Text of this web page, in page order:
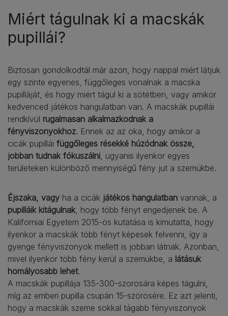
Miért tágulnak ki a macskák
pupillái?
Biztosan gondolkodtál már azon, hogy nappal miért látjuk
egy szinte egyenes, függőleges vonalnak a macska
pupilláját, és hogy miért tágul ki a sötétben, vagy amikor
kedvenced játékos hangulatban van. A macskák pupillái
rendkívül rugalmasan alkalmazkodnak a
fényviszonyokhoz. Ennek az az oka, hogy amikor a
cicák pupillái függőleges résekké húzódnak össze,
jobban tudnak fókuszálni, ugyanis ilyenkor egyes
területeken különböző mennyiségű fény jut a szemükbe.
Éjszaka, vagy ha a cicák játékos hangulatban vannak, a
pupilláik kitágulnak, hogy több fényt engedjenek be. A
Kaliforniai Egyetem 2015-ös kutatása is kimutatta, hogy
ilyenkor a macskák több fényt képesek felvenni, így a
gyenge fényviszonyok mellett is jobban látnak. Azonban,
mivel ilyenkor több fény kerül a szemükbe, a látásuk
homályosabb lehet.
A macskák pupillája 135-300-szorosára képes tágulni,
míg az emberi pupilla csupán 15-szörösére. Ez azt jelenti,
hogy a macskák szeme sokkal tágabb fényviszonyok